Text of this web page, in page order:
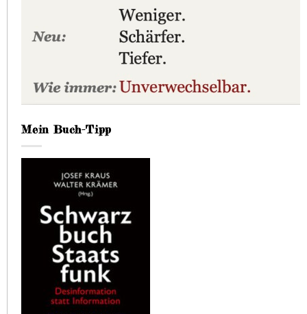
Mein Buch-Tipp